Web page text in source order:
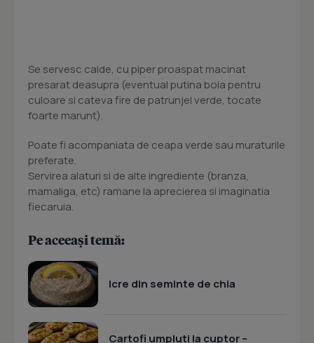
Se servesc calde, cu piper proaspat macinat
presarat deasupra (eventual putina boia pentru
culoare si cateva fire de patrunjel verde, tocate
foarte marunt).
Poate fi acompaniata de ceapa verde sau muraturile
preferate.
Servirea alaturi si de alte ingrediente (branza,
mamaliga, etc) ramane la aprecierea si imaginatia
fiecaruia.
Pe aceeași temă:
Icre din seminte de chia
Cartofi umpluti la cuptor –